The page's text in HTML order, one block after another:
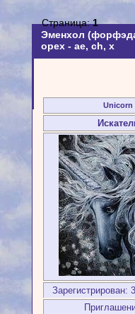
Эменхол
орех - ae, ch, x
Страница:1
Unicorn
Зарегистрирован: